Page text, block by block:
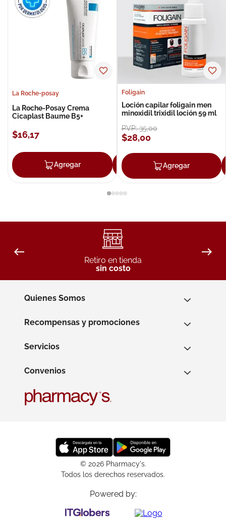
La Roche-posay
La Roche-Posay Crema
Cicaplast Baume B5+
$16,17
Agregar Agregar
Foligain
Loción capilar foligain men
minoxidil trixidil loción 59 ml
PVP:35,00
$28,00
Agregar
Retiro en tienda
sin costo
Quienes Somos
Recompensas y promociones
Servicios
Convenios
© 2026 Pharmacy's.
Todos los derechos reservados.
Powered by: